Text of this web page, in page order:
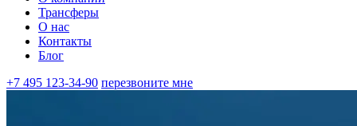
Трансферы
О нас
Контакты
Блог
+7 495 123-34-90 перезвоните мне